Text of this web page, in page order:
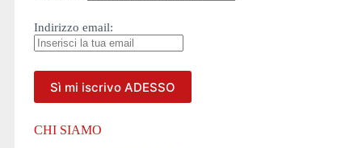
Indirizzo email:
CHI SIAMO